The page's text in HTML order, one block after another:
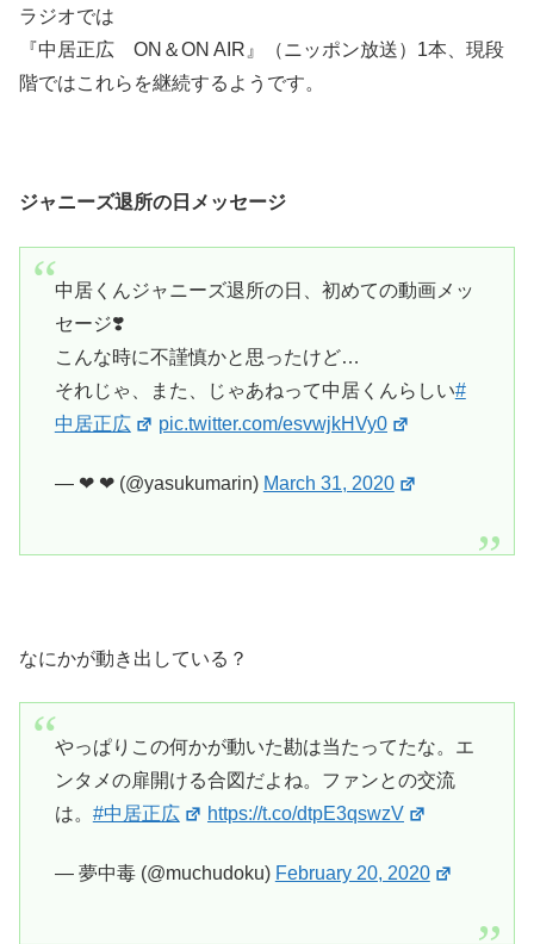
ラジオでは
『中居正広 ON＆ON AIR』（ニッポン放送）1本、現段
階ではこれらを継続するようです。
ジャニーズ退所の日メッセージ
中居くんジャニーズ退所の日、初めての動画メッ
セージ❣️
こんな時に不謹慎かと思ったけど…
それじゃ、また、じゃあねって中居くんらしい#
中居正広
pic.twitter.com/esvwjkHVy0
— ❤︎ ❤︎ (@yasukumarin) March 31, 2020
なにかが動き出している？
やっぱりこの何かが動いた勘は当たってたな。エ
ンタメの扉開ける合図だよね。ファンとの交流
は。 #中居正広 https://t.co/dtpE3qswzV
— 夢中毒 (@muchudoku) February 20, 2020